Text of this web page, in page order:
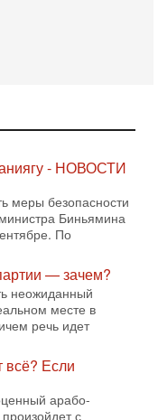
По
— зачем?
неожиданный
месте в
речь идет
Если
арабо-
с
список
ядерным
подводную лодку
самой дорогой